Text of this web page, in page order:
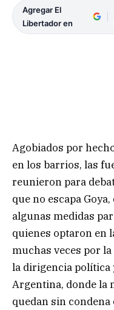
Agregar El
Libertador en
Agobiados por
en los barrios, las
reunieron para
que no escapa
algunas medidas
quienes optaron en
muchas veces por
la dirigencia política
Argentina, donde la
quedan sin